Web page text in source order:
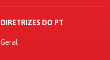
DIRETRIZES DO PT
Geral